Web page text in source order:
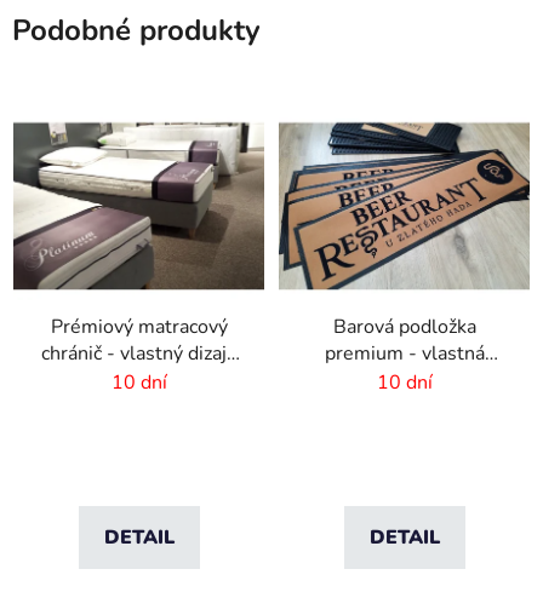
Podobné produkty
Prémiový matracový
chránič - vlastný dizajn
-1800x440mm
10 dní
DETAIL
Barová podložka
premium - vlastná
potlač - 894 x 244 mm
10 dní
DETAIL